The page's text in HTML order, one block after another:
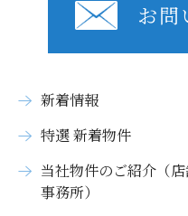
お問
新着情報
特選 新着物件
当社物件のご紹介（店
事務所）